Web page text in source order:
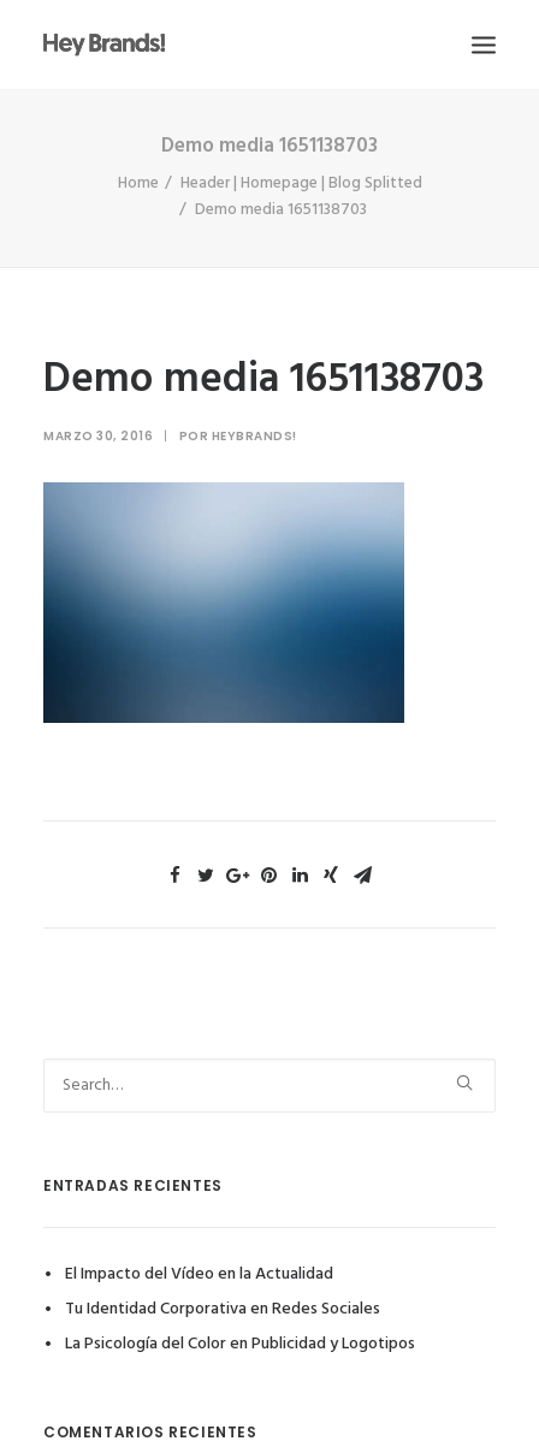
CONÓCENOS
ESCRÍBENOS
Demo media 1651138703
Home
Header | Homepage | Blog Splitted
Demo media 1651138703
Demo media 1651138703
MARZO 30, 2016 | POR HEYBRANDS!
ENTRADAS RECIENTES
El Impacto del Vídeo en la Actualidad
Tu Identidad Corporativa en Redes Sociales
La Psicología del Color en Publicidad y Logotipos
COMENTARIOS RECIENTES